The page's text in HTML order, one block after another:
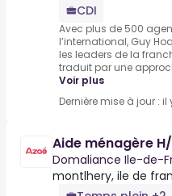
CDI
Avec plus de 500
l’international, Guy
les leaders de la
traduit par une
Voir plus
Dernière mise à jour :
Aide ménagère
Domaliance Ile-de-
montlhery, ile de